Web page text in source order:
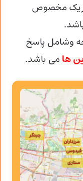
مخصوص
وشامل پاسخ
ها می باشد.